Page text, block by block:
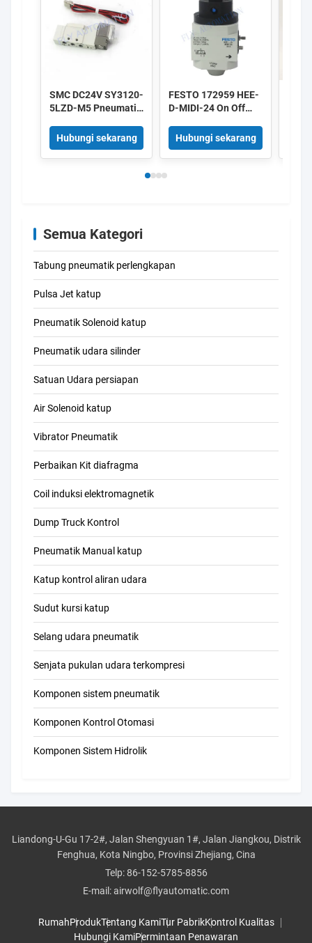
SMC DC24V SY3120-
5LZD-M5 Pneumatic
Daya Rendah 0.35W
5/2 Cara
Hubungi sekarang
FESTO 172959 HEE-
D-MIDI-24 On Off
D-MINI-24
Hubungi sekarang
Semua Kategori
Tabung pneumatik perlengkapan
Pulsa Jet katup
Pneumatik Solenoid katup
Pneumatik udara silinder
Satuan Udara persiapan
Air Solenoid katup
Vibrator Pneumatik
Perbaikan Kit diafragma
Coil induksi elektromagnetik
Dump Truck Kontrol
Pneumatik Manual katup
Katup kontrol aliran udara
Sudut kursi katup
Selang udara pneumatik
Senjata pukulan udara terkompresi
Komponen sistem pneumatik
Komponen Kontrol Otomasi
Komponen Sistem Hidrolik
Liandong-U-Gu 17-2#, Jalan Shengyuan 1#, Jalan Jiangkou, Distrik
Fenghua, Kota Ningbo, Provinsi Zhejiang, Cina
Telp:86-152-5785-8856
E-mail:airwolf@flyautomatic.com
RumahProdukTentang KamiTur PabrikKontrol Kualitas
Hubungi KamiPermintaan Penawaran